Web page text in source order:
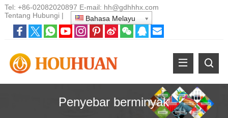
Tel: +86-02082020897 E-mail: hh@gdhhhx.com
Tentang Hubungi | Bahasa Melayu
Penyebar berminyak